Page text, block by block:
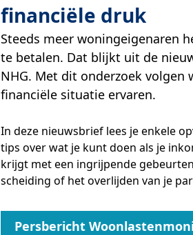
financiële druk
Steeds meer woningeigenaren
te betalen. Dat blijkt uit de
NHG. Met dit onderzoek volgen
financiële situatie ervaren.
In deze nieuwsbrief lees je enkele
tips over wat je kunt doen als je
krijgt met een ingrijpende
scheiding of het overlijden van je
Persbericht